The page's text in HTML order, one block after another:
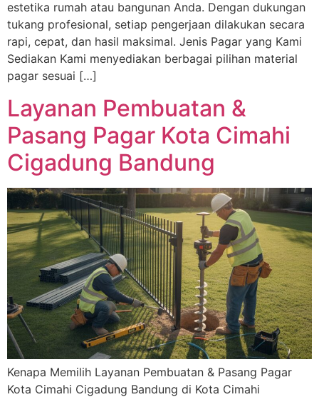
estetika rumah atau bangunan Anda. Dengan dukungan
tukang profesional, setiap pengerjaan dilakukan secara
rapi, cepat, dan hasil maksimal. Jenis Pagar yang Kami
Sediakan Kami menyediakan berbagai pilihan material
pagar sesuai […]
Layanan Pembuatan &
Pasang Pagar Kota Cimahi
Cigadung Bandung
Kenapa Memilih Layanan Pembuatan & Pasang Pagar
Kota Cimahi Cigadung Bandung di Kota Cimahi